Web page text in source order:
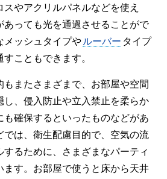
やアクリルパネルなどを使え
あっても光を通過させることがで
メッシュタイプや ルーバー タイプ
こともできます。
またさまざまで、お部屋や空間
し、侵入防止や立入禁止を柔らか
も確保するといったものなどがあ
では、衛生配慮目的で、空気の流
るために、さまざまなパーティ
ます。お部屋で使うと床から天井